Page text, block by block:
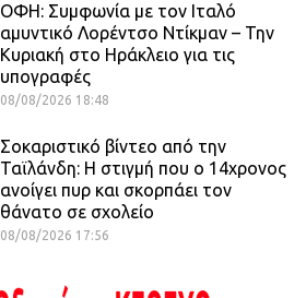
ΟΦΗ: Συμφωνία με τον Ιταλό
αμυντικό Λορέντσο Ντίκμαν – Την
Κυριακή στο Ηράκλειο για τις
υπογραφές
08/08/2026 18:48
Σοκαριστικό βίντεο από την
Ταϊλάνδη: Η στιγμή που ο 14χρονος
ανοίγει πυρ και σκορπάει τον
θάνατο σε σχολείο
08/08/2026 17:56